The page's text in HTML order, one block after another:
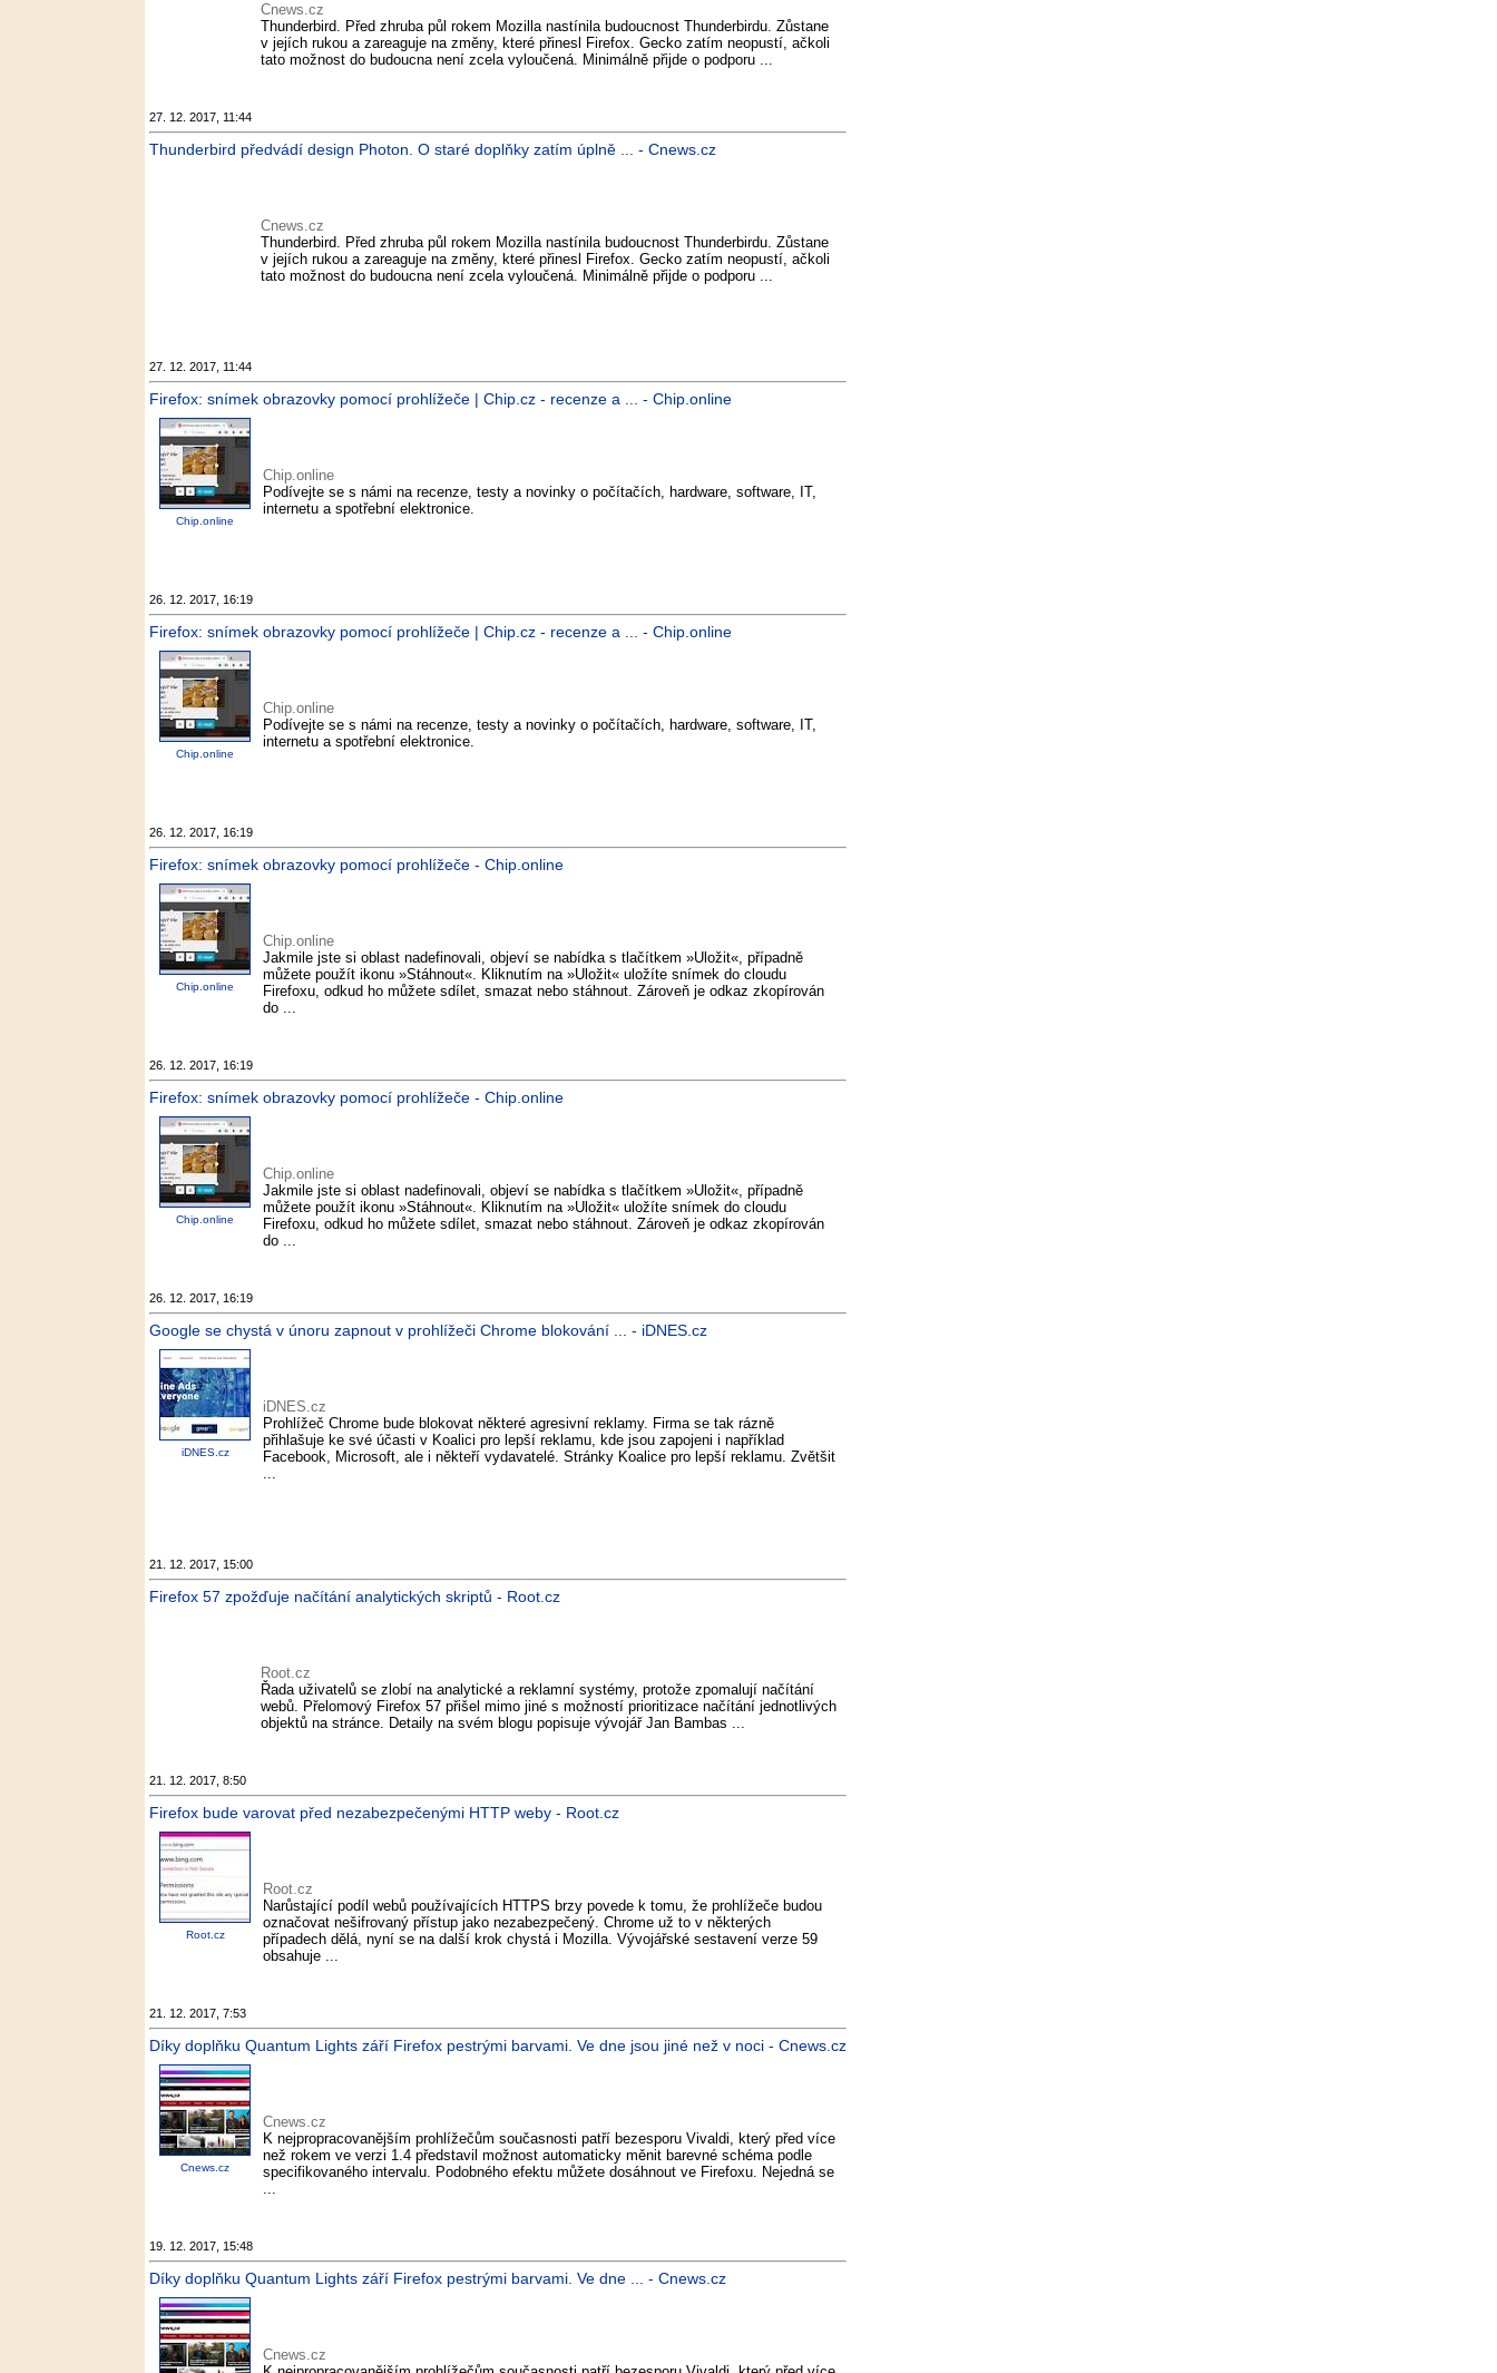
Cnews.cz
Thunderbird. Před zhruba půl rokem Mozilla nastínila budoucnost Thunderbirdu. Zůstane
v jejích rukou a zareaguje na změny, které přinesl Firefox. Gecko zatím neopustí, ačkoli
tato možnost do budoucna není zcela vyloučená. Minimálně přijde o podporu ...
27. 12. 2017, 11:44
Thunderbird předvádí design Photon. O staré doplňky zatím úplně ... - Cnews.cz
Cnews.cz
Thunderbird. Před zhruba půl rokem Mozilla nastínila budoucnost Thunderbirdu. Zůstane
v jejích rukou a zareaguje na změny, které přinesl Firefox. Gecko zatím neopustí, ačkoli
tato možnost do budoucna není zcela vyloučená. Minimálně přijde o podporu ...
27. 12. 2017, 11:44
Firefox: snímek obrazovky pomocí prohlížeče | Chip.cz - recenze a ... - Chip.online
Chip.online
Chip.online
Podívejte se s námi na recenze, testy a novinky o počítačích, hardware, software, IT,
internetu a spotřební elektronice.
26. 12. 2017, 16:19
Firefox: snímek obrazovky pomocí prohlížeče | Chip.cz - recenze a ... - Chip.online
Chip.online
Chip.online
Podívejte se s námi na recenze, testy a novinky o počítačích, hardware, software, IT,
internetu a spotřební elektronice.
26. 12. 2017, 16:19
Firefox: snímek obrazovky pomocí prohlížeče - Chip.online
Chip.online
Chip.online
Jakmile jste si oblast nadefinovali, objeví se nabídka s tlačítkem »Uložit«, případně
můžete použít ikonu »Stáhnout«. Kliknutím na »Uložit« uložíte snímek do cloudu
Firefoxu, odkud ho můžete sdílet, smazat nebo stáhnout. Zároveň je odkaz zkopírován
do ...
26. 12. 2017, 16:19
Firefox: snímek obrazovky pomocí prohlížeče - Chip.online
Chip.online
Chip.online
Jakmile jste si oblast nadefinovali, objeví se nabídka s tlačítkem »Uložit«, případně
můžete použít ikonu »Stáhnout«. Kliknutím na »Uložit« uložíte snímek do cloudu
Firefoxu, odkud ho můžete sdílet, smazat nebo stáhnout. Zároveň je odkaz zkopírován
do ...
26. 12. 2017, 16:19
Google se chystá v únoru zapnout v prohlížeči Chrome blokování ... - iDNES.cz
iDNES.cz
iDNES.cz
Prohlížeč Chrome bude blokovat některé agresivní reklamy. Firma se tak rázně
přihlašuje ke své účasti v Koalici pro lepší reklamu, kde jsou zapojeni i například
Facebook, Microsoft, ale i někteří vydavatelé. Stránky Koalice pro lepší reklamu. Zvětšit
...
21. 12. 2017, 15:00
Firefox 57 zpožďuje načítání analytických skriptů - Root.cz
Root.cz
Řada uživatelů se zlobí na analytické a reklamní systémy, protože zpomalují načítání
webů. Přelomový Firefox 57 přišel mimo jiné s možností prioritizace načítání jednotlivých
objektů na stránce. Detaily na svém blogu popisuje vývojář Jan Bambas ...
21. 12. 2017, 8:50
Firefox bude varovat před nezabezpečenými HTTP weby - Root.cz
Root.cz
Root.cz
Narůstající podíl webů používajících HTTPS brzy povede k tomu, že prohlížeče budou
označovat nešifrovaný přístup jako nezabezpečený. Chrome už to v některých
případech dělá, nyní se na další krok chystá i Mozilla. Vývojářské sestavení verze 59
obsahuje ...
21. 12. 2017, 7:53
Díky doplňku Quantum Lights září Firefox pestrými barvami. Ve dne jsou jiné než v noci - Cnews.cz
Cnews.cz
Cnews.cz
K nejpropracovanějším prohlížečům současnosti patří bezesporu Vivaldi, který před více
než rokem ve verzi 1.4 představil možnost automaticky měnit barevné schéma podle
specifikovaného intervalu. Podobného efektu můžete dosáhnout ve Firefoxu. Nejedná se
...
19. 12. 2017, 15:48
Díky doplňku Quantum Lights září Firefox pestrými barvami. Ve dne ... - Cnews.cz
Cnews.cz